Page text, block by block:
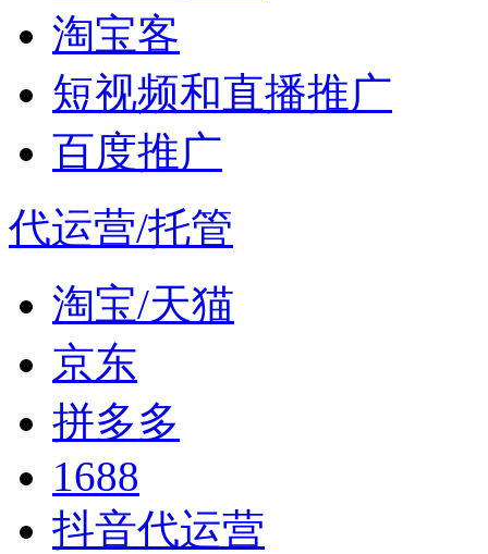
淘宝客
短视频和直播推广
百度推广
代运营/托管
淘宝/天猫
京东
拼多多
1688
抖音代运营